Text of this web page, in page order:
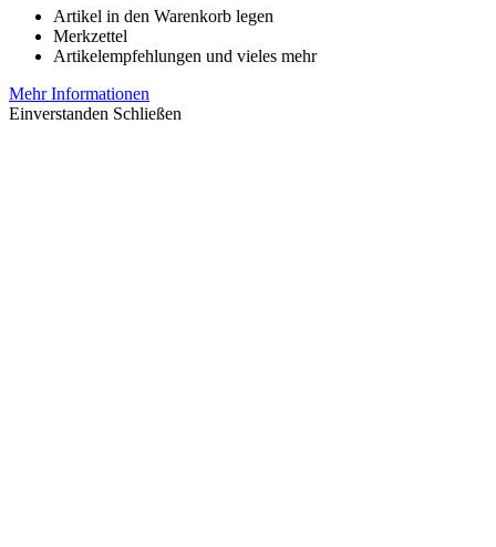
Artikel in den Warenkorb legen
Merkzettel
Artikelempfehlungen und vieles mehr
Mehr Informationen
Einverstanden Schließen